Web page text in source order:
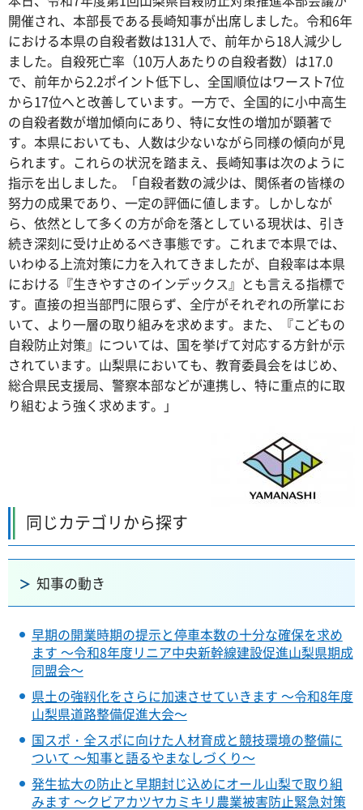
開催され、本部長である長崎知事が出席しました。令和6年
における本県の自殺者数は131人で、前年から18人減少し
ました。自殺死亡率（10万人あたりの自殺者数）は17.0
で、前年から2.2ポイント低下し、全国順位はワースト7位
から17位へと改善しています。一方で、全国的に小中高生
の自殺者数が増加傾向にあり、特に女性の増加が顕著で
す。本県においても、人数は少ないながら同様の傾向が見
られます。これらの状況を踏まえ、長崎知事は次のように
指示を出しました。「自殺者数の減少は、関係者の皆様の
努力の成果であり、一定の評価に値します。しかしなが
ら、依然として多くの方が命を落としている現状は、引き
続き深刻に受け止めるべき事態です。これまで本県では、
いわゆる上流対策に力を入れてきましたが、自殺率は本県
における『生きやすさのインデックス』とも言える指標で
す。直接の担当部門に限らず、全庁がそれぞれの所掌にお
いて、より一層の取り組みを求めます。また、『こどもの
自殺防止対策』については、国を挙げて対応する方針が示
されています。山梨県においても、教育委員会をはじめ、
総合県民支援局、警察本部などが連携し、特に重点的に取
り組むよう強く求めます。」
同じカテゴリから探す
知事の動き
早期の開業時期の提示と停車本数の十分な確保を求め
ます ～令和8年度リニア中央新幹線建設促進山梨県期成
同盟会～
県土の強靱化をさらに加速させていきます ～令和8年度
山梨県道路整備促進大会～
国スポ・全スポに向けた人材育成と競技環境の整備に
ついて ～知事と語るやまなしづくり～
発生拡大の防止と早期封じ込めにオール山梨で取り組
みます ～クビアカツヤカミキリ農業被害防止緊急対策